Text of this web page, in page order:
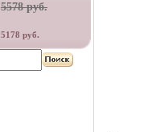
5578 руб.
5178 руб.